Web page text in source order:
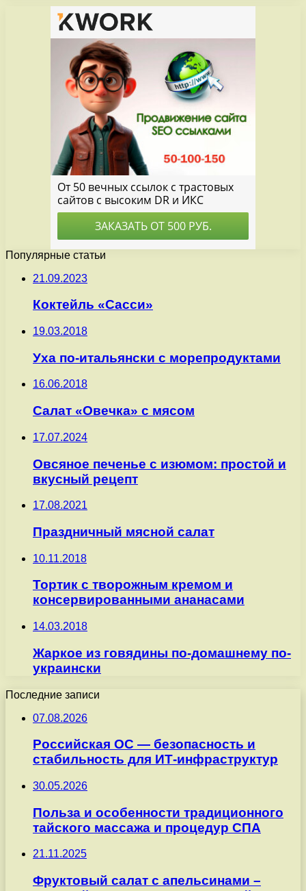
Популярные статьи
21.09.2023
Коктейль «Сасси»
19.03.2018
Уха по-итальянски с морепродуктами
16.06.2018
Салат «Овечка» с мясом
17.07.2024
Овсяное печенье с изюмом: простой и
вкусный рецепт
17.08.2021
Праздничный мясной салат
10.11.2018
Тортик с творожным кремом и
консервированными ананасами
14.03.2018
Жаркое из говядины по-домашнему по-
украински
Последние записи
07.08.2026
Российская ОС — безопасность и
стабильность для ИТ-инфраструктур
30.05.2026
Польза и особенности традиционного
тайского массажа и процедур СПА
21.11.2025
Фруктовый салат с апельсинами –